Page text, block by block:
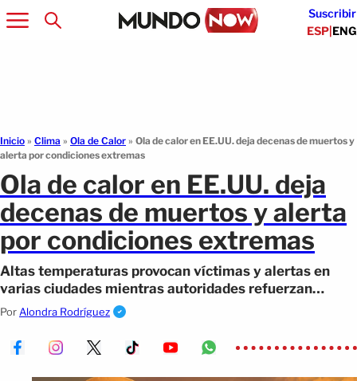
Suscribir
ESP|ENG
Inicio » Clima » Ola de Calor » Ola de calor en EE.UU. deja decenas de muertos y
alerta por condiciones extremas
Ola de calor en EE.UU. deja
decenas de muertos y alerta
por condiciones extremas
Altas temperaturas provocan víctimas y alertas en
varias ciudades mientras autoridades refuerzan
medidas ante riesgos extremos.
Por Alondra Rodríguez